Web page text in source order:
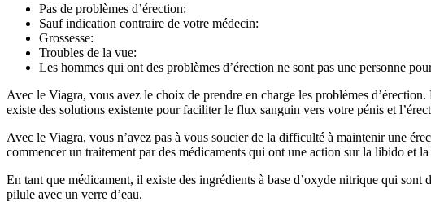
Pas de problèmes d’érection:
Sauf indication contraire de votre médecin:
Grossesse:
Troubles de la vue:
Les hommes qui ont des problèmes d’érection ne sont pas une personne
Avec le Viagra, vous avez le choix de prendre en charge les problèmes
existe des solutions existente pour faciliter le flux sanguin vers votre pénis et
Avec le Viagra, vous n’avez pas à vous soucier de la difficulté à maintenir une
commencer un traitement par des médicaments qui ont une action sur la libido et
En tant que médicament, il existe des ingrédients à base d’oxyde nitrique qui
pilule avec un verre d’eau.